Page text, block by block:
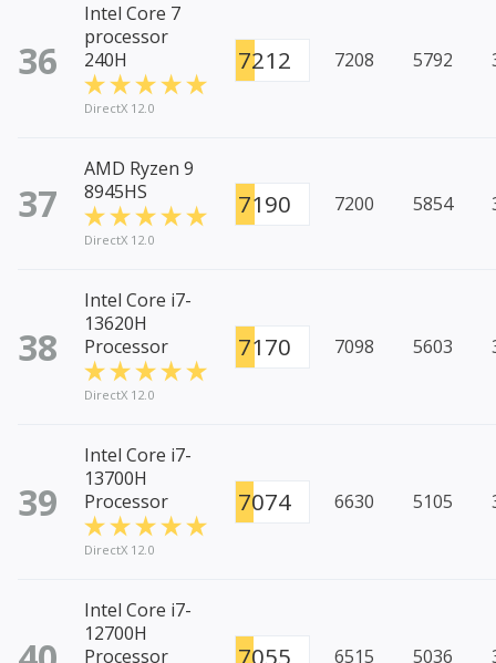
36
Intel Core 7
processor
240H
DirectX 12.0
7212 7208 5792
37
AMD Ryzen 9
8945HS
DirectX 12.0
7190 7200 5854
38
Intel Core i7-
13620H
Processor
DirectX 12.0
7170 7098 5603
39
Intel Core i7-
13700H
Processor
DirectX 12.0
7074 6630 5105
Intel Core i7-
12700H
Processor
7055 6515 5036